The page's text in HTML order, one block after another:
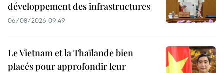
développement des infrastructures
06/08/2026 09:49
Le Vietnam et la Thaïlande bien
placés pour approfondir leur